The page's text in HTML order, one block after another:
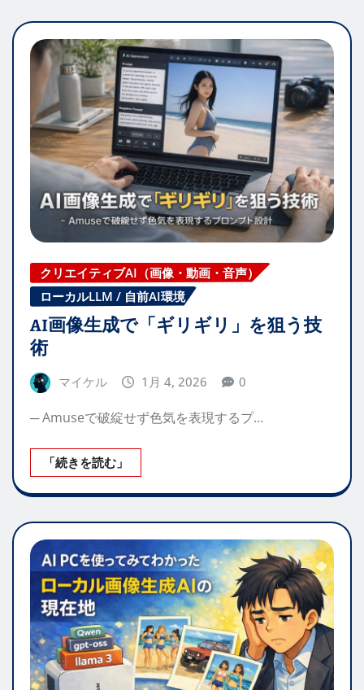
クリエイティブAI（画像・動画・音声）
ローカルLLM / 自前AI環境
AI画像生成で「ギリギリ」を狙う技
術
マイケル 1月 4, 2026 0
─ Amuseで破綻せず色気を表現するプ…
「続きを読む」